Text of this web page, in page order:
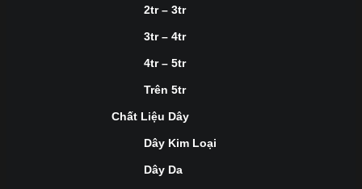
2tr – 3tr
3tr – 4tr
4tr – 5tr
Trên 5tr
Chất Liệu Dây
Dây Kim Loại
Dây Da